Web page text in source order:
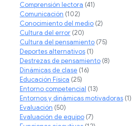
Comprensión lectora (41)
Comunicación (102)
Conocimiento del medio (2)
Cultura del error (20)
Cultura del pensamiento (75)
Deportes alternativos (1)
Destrezas de pensamiento (8)
Dinámicas de clase (16)
Educación Física (25)
Entorno competencial (13)
Entornos y dinámicas motivadoras (1)
Evaluación (50)
Evaluación de equipo (7)